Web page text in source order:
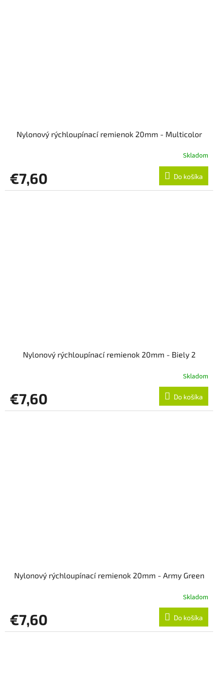
Nylonový rýchloupínací remienok 20mm - Multicolor
Skladom
€7,60 Do košíka
Nylonový rýchloupínací remienok 20mm - Biely 2
Skladom
€7,60 Do košíka
Nylonový rýchloupínací remienok 20mm - Army Green
Skladom
€7,60 Do košíka